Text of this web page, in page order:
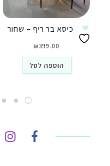
כיסא בר ריף – שחור
₪399.00
הוספה לסל